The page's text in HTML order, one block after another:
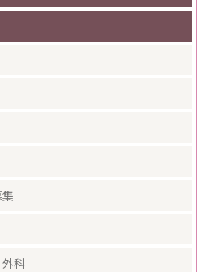
科